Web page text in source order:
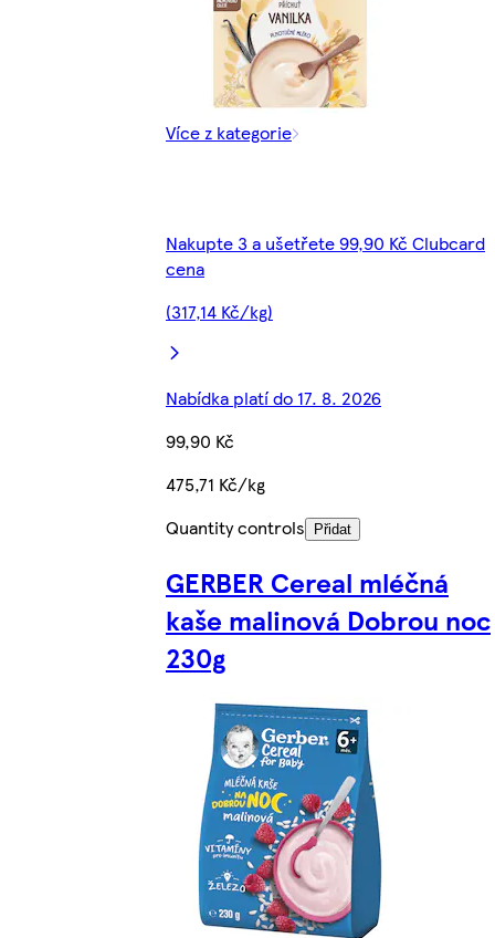
Více z kategorie
Nakupte 3 a ušetřete 99,90 Kč Clubcard
cena
(317,14 Kč/kg)
Nabídka platí do 17. 8. 2026
99,90 Kč
475,71 Kč/kg
Quantity controls
Přidat
GERBER Cereal mléčná
kaše malinová Dobrou noc
230g